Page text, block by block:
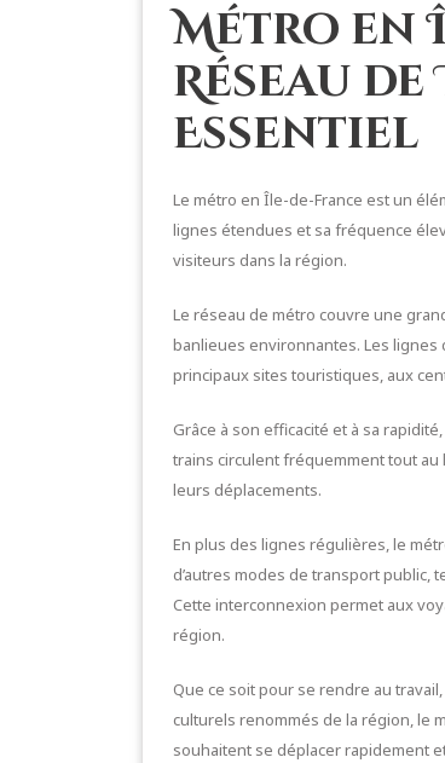
Métro en
Réseau
Essentiel
Le métro en Île-de-France est un
lignes étendues et sa fréquence
visiteurs dans la région.
Le réseau de métro couvre une
banlieues environnantes. Les lignes
principaux sites touristiques, aux
Grâce à son efficacité et à sa
trains circulent fréquemment tout
leurs déplacements.
En plus des lignes régulières, le
d’autres modes de transport public,
Cette interconnexion permet aux
région.
Que ce soit pour se rendre au
culturels renommés de la région, le
souhaitent se déplacer rapidement